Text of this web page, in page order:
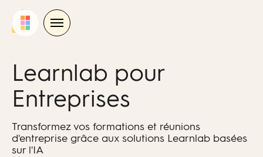
Learnlab pour
Entreprises
Transformez vos formations et réunions
d'entreprise grâce aux solutions Learnlab basées
sur l'IA